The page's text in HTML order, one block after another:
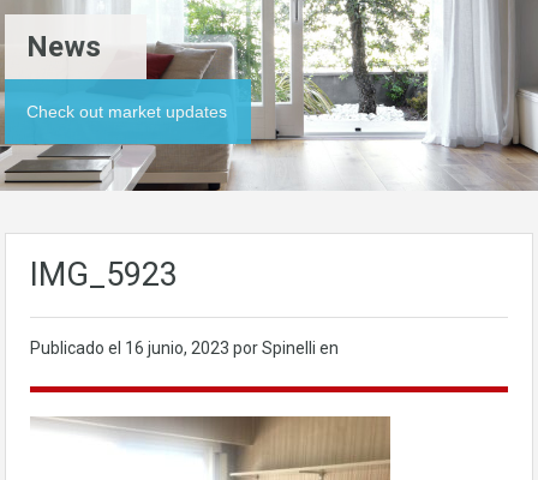
News
Check out market updates
IMG_5923
Publicado el 16 junio, 2023 por Spinelli en